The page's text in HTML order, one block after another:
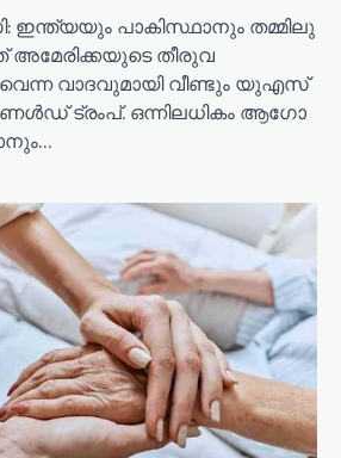
ഇ​ന്ത്യ​യും പാ​കി​സ്ഥാ​നും ത​മ്മി​ലു​
അമേരിക്കയുടെ തീരുവ
വാ​ദ​വു​മാ​യി വീ​ണ്ടും യു​എ​സ്
ട്രം​പ്. ഒ​ന്നി​ല​ധി​കം ആ​ഗോ​